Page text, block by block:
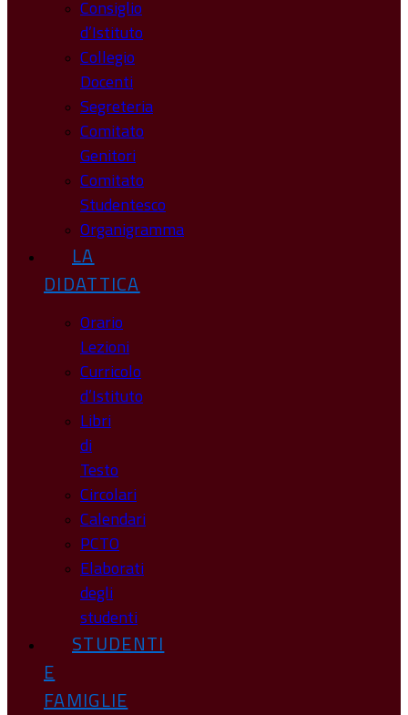
Consiglio
d’Istituto
Collegio
Docenti
Segreteria
Comitato
Genitori
Comitato
Studentesco
Organigramma
LA
DIDATTICA
Orario
Lezioni
Curricolo
d’Istituto
Libri
di
Testo
Circolari
Calendari
PCTO
Elaborati
degli
studenti
STUDENTI
E
FAMIGLIE